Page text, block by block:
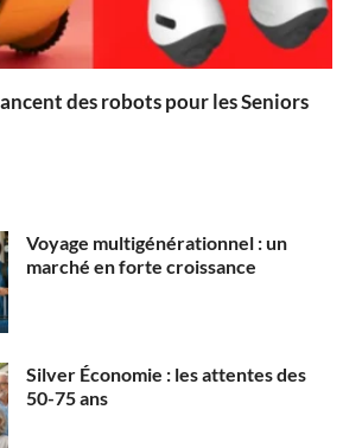
des robots pour les Seniors
Voyage multigénérationnel : un
marché en forte croissance
Silver Économie : les attentes des
50-75 ans